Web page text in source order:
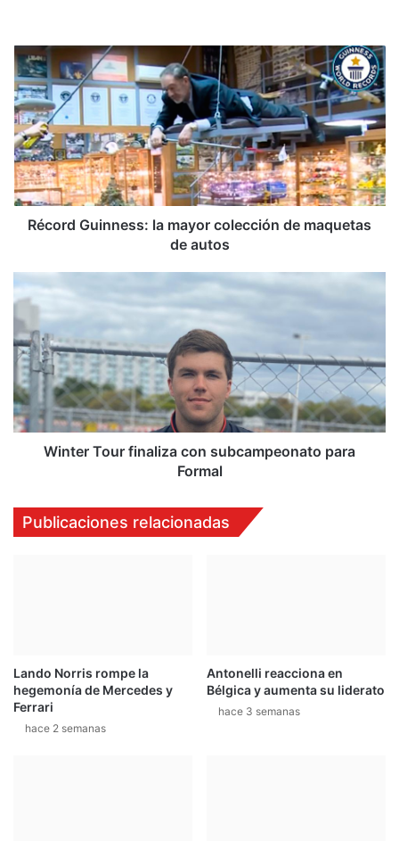
Récord
Guinness:
la
mayor
colección
de
maquetas
de
autos
Récord Guinness: la mayor colección de maquetas
de autos
Tour
finaliza
con
subcampeonato
para
Formal
Winter Tour finaliza con subcampeonato para
Formal
Publicaciones relacionadas
Lando Norris rompe la
hegemonía de Mercedes y
Ferrari
hace 2 semanas
Antonelli reacciona en
Bélgica y aumenta su liderato
hace 3 semanas